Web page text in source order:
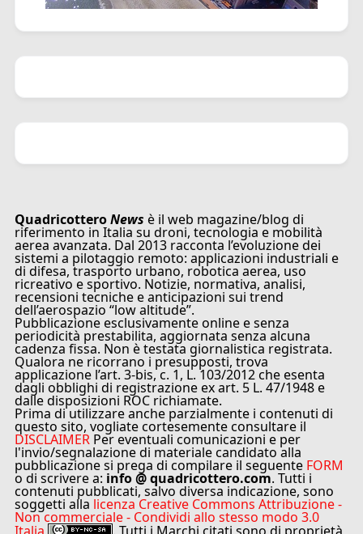
QuadricotteroNews è il web magazine/blog di
riferimento in Italia su droni, tecnologia e mobilità
aerea avanzata. Dal 2013 racconta l’evoluzione dei
sistemi a pilotaggio remoto: applicazioni industriali e
di difesa, trasporto urbano, robotica aerea, uso
ricreativo e sportivo. Notizie, normativa, analisi,
recensioni tecniche e anticipazioni sui trend
dell’aerospazio “low altitude”.
Pubblicazione esclusivamente online e senza
periodicità prestabilita, aggiornata senza alcuna
cadenza fissa. Non è testata giornalistica registrata.
Qualora ne ricorrano i presupposti, trova
applicazione l’art. 3-bis, c. 1, L. 103/2012 che esenta
dagli obblighi di registrazione ex art. 5 L. 47/1948 e
dalle disposizioni ROC richiamate.
Prima di utilizzare anche parzialmente i contenuti di
questo sito, vogliate cortesemente consultare il
DISCLAIMER Per eventuali comunicazioni e per
l'invio/segnalazione di materiale candidato alla
pubblicazione si prega di compilare il seguente FORM
o di scrivere a: info @ quadricottero.com. Tutti i
contenuti pubblicati, salvo diversa indicazione, sono
soggetti alla licenza Creative Commons Attribuzione -
Non commerciale - Condividi allo stesso modo 3.0